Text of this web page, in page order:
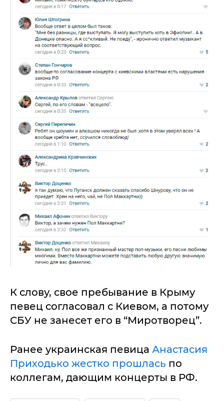
К слову, свое пребывание в Крыму
певец согласовал с Киевом, а потому
СБУ не занесет его в “Миротворец”.
Ранее украинская певица Анастасия
Приходько жестко прошлась по
коллегам, дающим концерты в РФ.